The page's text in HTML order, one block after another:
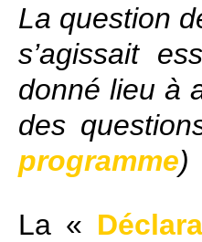
La question
s’agissait
donné lieu à
des
programme)
La «